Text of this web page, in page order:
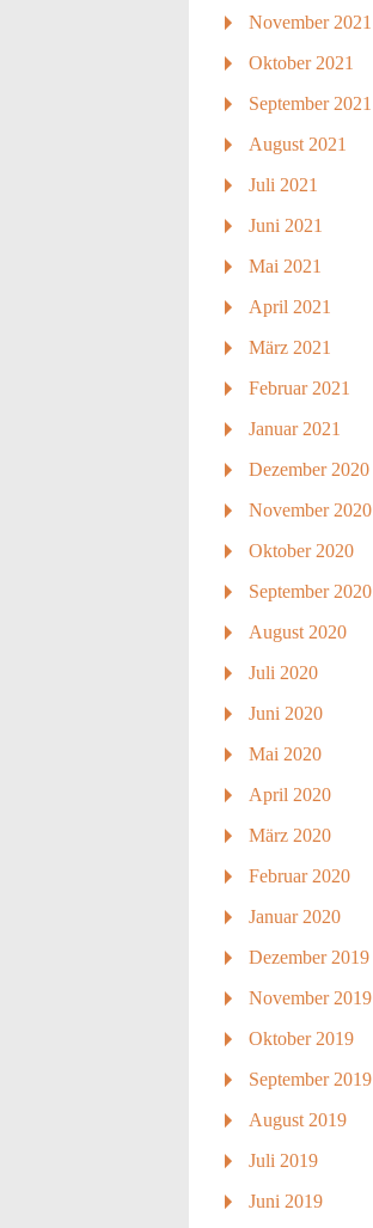
November 2021
Oktober 2021
September 2021
August 2021
Juli 2021
Juni 2021
Mai 2021
April 2021
März 2021
Februar 2021
Januar 2021
Dezember 2020
November 2020
Oktober 2020
September 2020
August 2020
Juli 2020
Juni 2020
Mai 2020
April 2020
März 2020
Februar 2020
Januar 2020
Dezember 2019
November 2019
Oktober 2019
September 2019
August 2019
Juli 2019
Juni 2019